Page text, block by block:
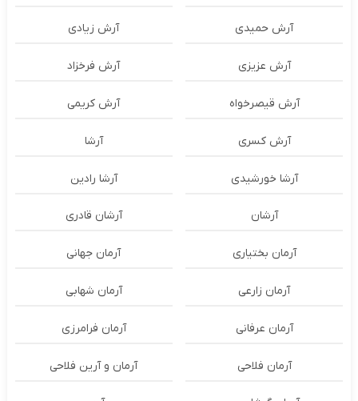
آرش حمیدی آرش زیادی
آرش عزیزی آرش فرخزاد
آرش قیصرخواه آرش کریمی
آرش کسری آرشا
آرشا خورشیدی آرشا رادین
آرشان آرشان قادری
آرمان بختیاری آرمان جهانی
آرمان زارعی آرمان شهابی
آرمان عرفانی آرمان فرامرزی
آرمان فلاحی آرمان و آرین فلاحی